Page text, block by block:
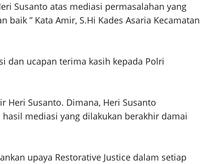
Susanto atas mediasi permasalahan yang
” Kata Amir, S.Hi Kades Asaria Kecamatan
dan ucapan terima kasih kepada Polri
Heri Susanto. Dimana, Heri Susanto
mediasi yang dilakukan berakhir damai
upaya Restorative Justice dalam setiap